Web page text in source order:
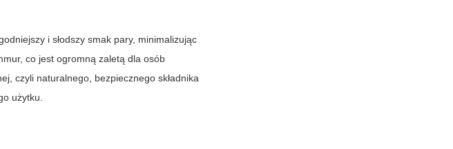
i słodszy smak pary, minimalizując
co jest ogromną zaletą dla osób
czyli naturalnego, bezpiecznego składnika
użytku.